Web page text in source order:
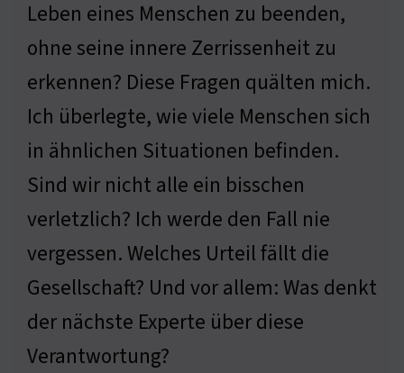
Leben eines Menschen zu beenden,
ohne seine innere Zerrissenheit zu
erkennen? Diese Fragen quälten mich.
Ich überlegte, wie viele Menschen sich
in ähnlichen Situationen befinden.
Sind wir nicht alle ein bisschen
verletzlich? Ich werde den Fall nie
vergessen. Welches Urteil fällt die
Gesellschaft? Und vor allem: Was denkt
der nächste Experte über diese
Verantwortung?